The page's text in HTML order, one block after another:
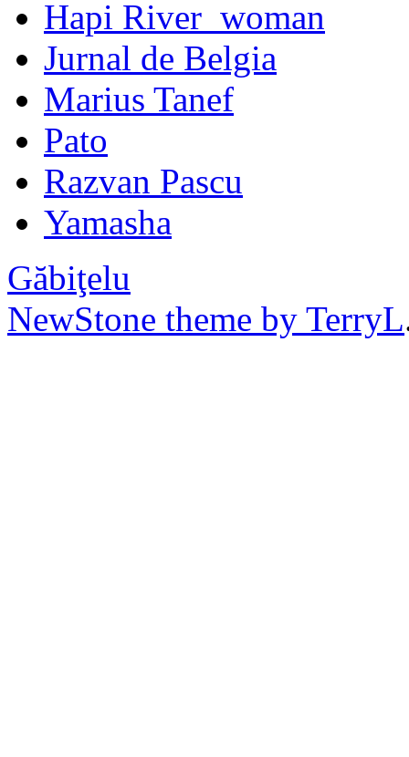
Hapi River_woman
Jurnal de Belgia
Marius Tanef
Pato
Razvan Pascu
Yamasha
Găbiţelu
NewStone theme by TerryL